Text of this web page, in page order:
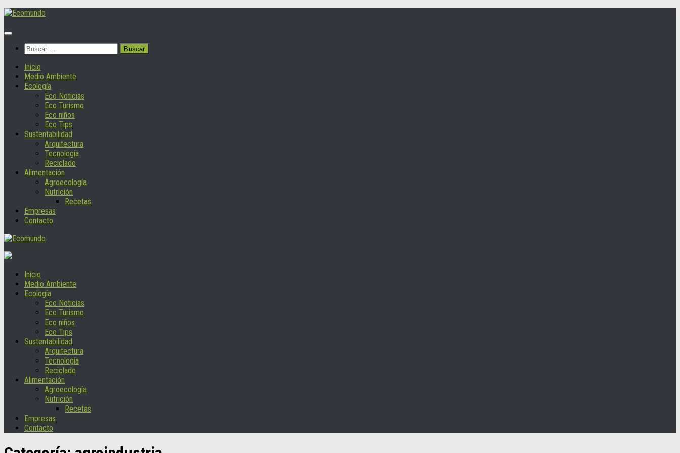
Saltar
contenido
Buscar:
Inicio
Medio Ambiente
Ecología
Eco Noticias
Eco Turismo
Eco niños
Eco Tips
Sustentabilidad
Arquitectura
Tecnología
Reciclado
Alimentación
Agroecología
Nutrición
Recetas
Empresas
Contacto
Inicio
Medio Ambiente
Ecología
Eco Noticias
Eco Turismo
Eco niños
Eco Tips
Sustentabilidad
Arquitectura
Tecnología
Reciclado
Alimentación
Agroecología
Nutrición
Recetas
Empresas
Contacto